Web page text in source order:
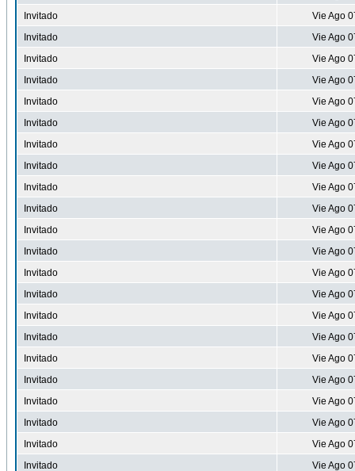
Invitado
Vie Ago
Invitado
Vie Ago
Invitado
Vie Ago
Invitado
Vie Ago
Invitado
Vie Ago
Invitado
Vie Ago
Invitado
Vie Ago
Invitado
Vie Ago
Invitado
Vie Ago
Invitado
Vie Ago
Invitado
Vie Ago
Invitado
Vie Ago
Invitado
Vie Ago
Invitado
Vie Ago
Invitado
Vie Ago
Invitado
Vie Ago
Invitado
Vie Ago
Invitado
Vie Ago
Invitado
Vie Ago
Invitado
Vie Ago
Invitado
Vie Ago
Invitado
Vie Ago